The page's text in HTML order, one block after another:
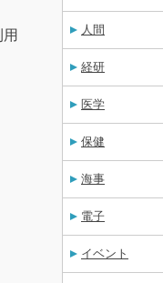
人間
経研
医学
保健
海事
電子
イベント